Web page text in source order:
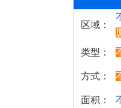
区域：
类型：
方式：
面积：